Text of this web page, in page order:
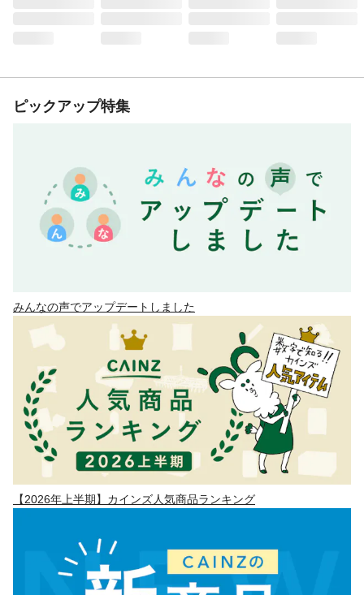
ピックアップ特集
みんなの声でアップデートしました
【2026年上半期】カインズ人気商品ランキング